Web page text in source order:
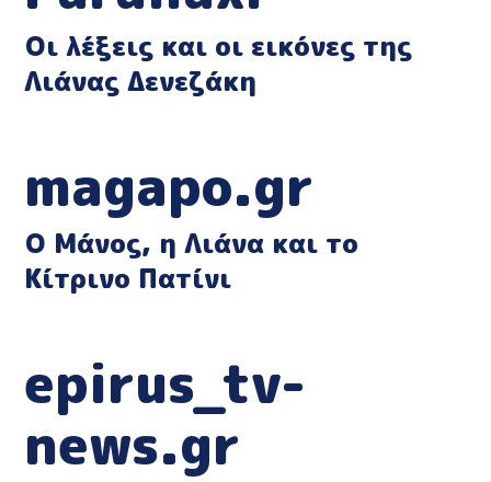
Οι λέξεις και οι εικόνες της
Λιάνας Δενεζάκη
magapo.gr
Ο Μάνος, η Λιάνα και το
Κίτρινο Πατίνι
epirus_tv-
news.gr